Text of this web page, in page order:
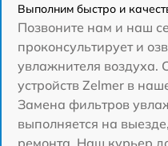
Выполним быстро и
Позвоните нам и наш
проконсультирует и
увлажнителя воздуха.
устройств Zelmer в
Замена фильтров
выполняется на
ремонта. Наш курьер